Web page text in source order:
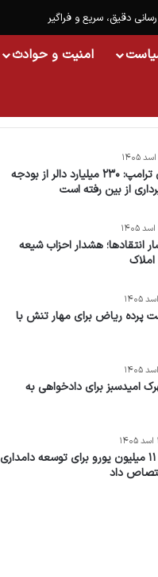
دقیق، سریع و فراگیر
امنیت و حوادث
اعتراف معاون ترامپ: ۲۳۰ میلیارد دالر از بودجه
از بین رفته است
انتقادها؛ هشدار احزاب شیعه
املاک
‌پرده ریاض برای مهار تنش با
امید‌سبز برای دادخواهی به
اتحادیه اروپا ۱۱ میلیون یورو برای توسعه دامداری
داد